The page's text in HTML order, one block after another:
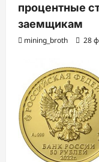
процентные
заемщикам
mining_broth 28